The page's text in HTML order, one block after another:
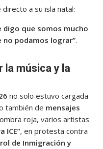
a su isla natal:
digo que somos mucho
no podamos lograr”.
la música y la
no solo estuvo cargada
también de mensajes
roja, varios artistas
ICE”, en protesta contra
de Inmigración y